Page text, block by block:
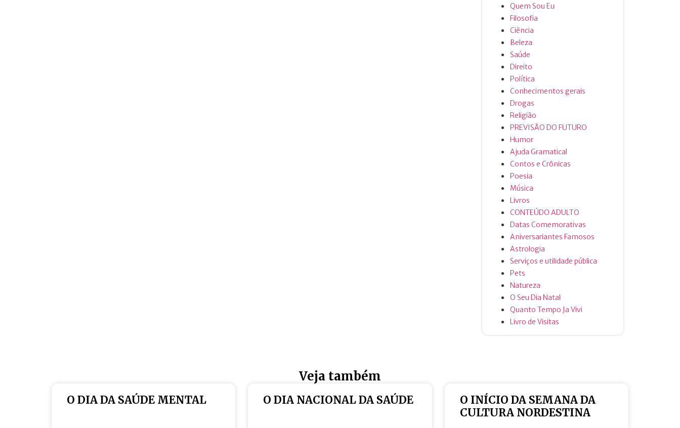
Quem Sou Eu
Filosofia
Ciência
Beleza
Saúde
Direito
Política
Conhecimentos gerais
Drogas
Religião
PREVISÃO DO FUTURO
Humor
Ajuda Gramatical
Contos e Crônicas
Poesia
Música
Livros
CONTEÚDO ADULTO
Datas Comemorativas
Aniversariantes Famosos
Astrologia
Serviços e utilidade pública
Pets
Natureza
O Seu Dia Natal
Quanto Tempo Ja Vivi
Livro de Visitas
Veja também
O DIA DA SAÚDE MENTAL O DIA NACIONAL DA SAÚDE
O INÍCIO DA SEMANA DA
CULTURA NORDESTINA